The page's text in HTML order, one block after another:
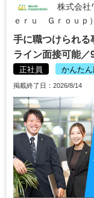
株式会社
ｅｒｕ Ｇｒｏｕｐ
手に職つけられ
ライン面接可能
正社員 かんた
掲載終了日：2026/8/14